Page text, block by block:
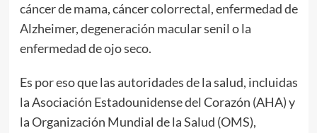
cáncer de mama, cáncer colorrectal, enfermedad de
Alzheimer, degeneración macular senil o la
enfermedad de ojo seco.
Es por eso que las autoridades de la salud, incluidas
la Asociación Estadounidense del Corazón (AHA) y
la Organización Mundial de la Salud (OMS),